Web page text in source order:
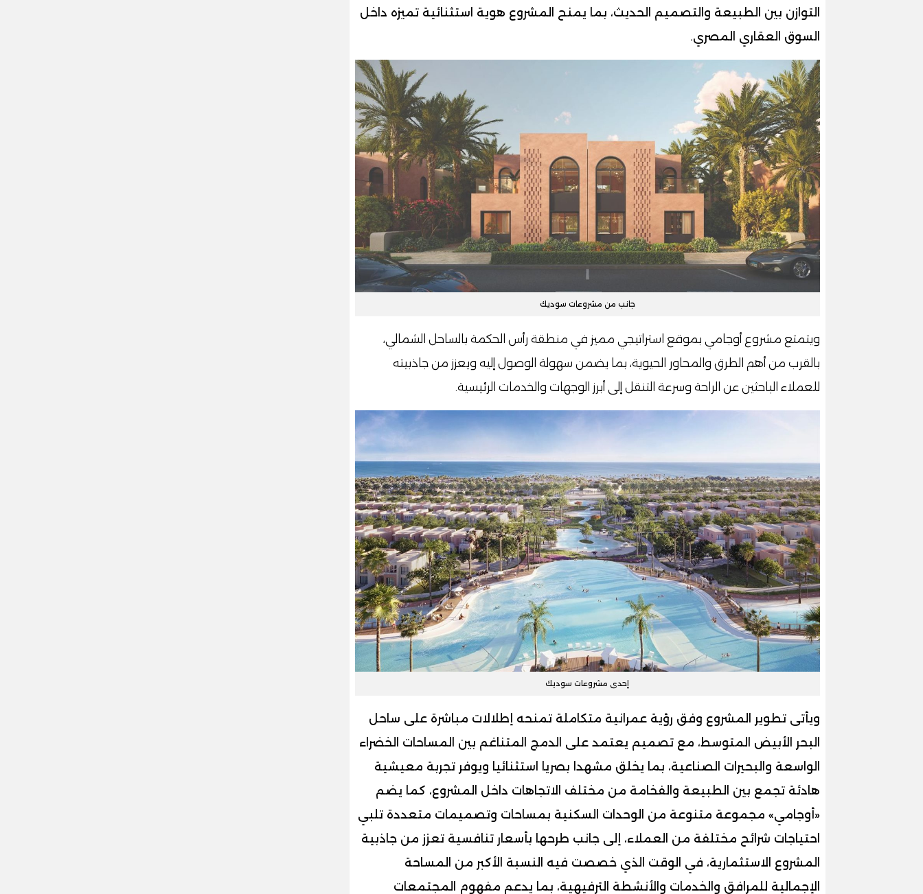
التوازن بين الطبيعة والتصميم الحديث، بما يمنح المشروع هوية استثنائية تميزه داخل
السوق العقاري المصري.
جانب من مشروعات سوديك
ويتمتع مشروع أوجامي بموقع استراتيجي مميز في منطقة رأس الحكمة بالساحل الشمالي،
بالقرب من أهم الطرق والمحاور الحيوية، بما يضمن سهولة الوصول إليه ويعزز من جاذبيته
للعملاء الباحثين عن الراحة وسرعة التنقل إلى أبرز الوجهات والخدمات الرئيسية.
إحدى مشروعات سوديك
ويأتى تطوير المشروع وفق رؤية عمرانية متكاملة تمنحه إطلالات مباشرة على ساحل
البحر الأبيض المتوسط، مع تصميم يعتمد على الدمج المتناغم بين المساحات الخضراء
الواسعة والبحيرات الصناعية، بما يخلق مشهدا بصريا استثنائيا ويوفر تجربة معيشية
هادئة تجمع بين الطبيعة والفخامة من مختلف الاتجاهات داخل المشروع، كما يضم
«أوجامي» مجموعة متنوعة من الوحدات السكنية بمساحات وتصميمات متعددة تلبي
احتياجات شرائح مختلفة من العملاء، إلى جانب طرحها بأسعار تنافسية تعزز من جاذبية
المشروع الاستثمارية، في الوقت الذي خصصت فيه النسبة الأكبر من المساحة
الإجمالية للمرافق والخدمات والأنشطة الترفيهية، بما يدعم مفهوم المجتمعات